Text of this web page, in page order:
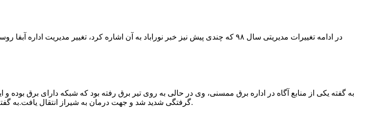
در ادامه تغییرات مدیریتی سال ۹۸ که چندی پیش نیز خبر نوراباد به آن اشاره کرد،
به گفته یکی از منابع آگاه در اداره برق ممسنی، وی در حالی به روی تیر برق رفته بود که شبکه دارای برق بوده
گرفتگی شدید شد و جهت درمان به شیراز انتقال یافت.به گفته این منبع آگاه ؛ متاسفانه هر دو دست این نیروی کار به دلیل سوختگی شدید قطع شده است.